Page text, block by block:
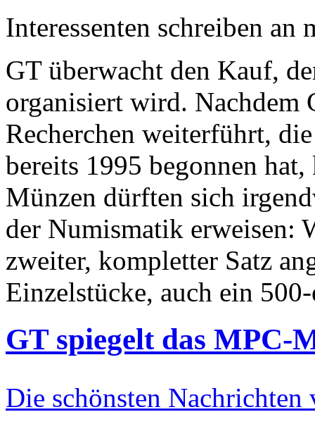
Interessenten schreiben
GT überwacht den Kauf,
organisiert wird. Nachdem
Recherchen weiterführt,
bereits 1995 begonnen
Münzen dürften sich
der Numismatik erweisen:
zweiter, kompletter Satz
Einzelstücke, auch ein
GT spiegelt das MPC-
Die schönsten Nachrichten